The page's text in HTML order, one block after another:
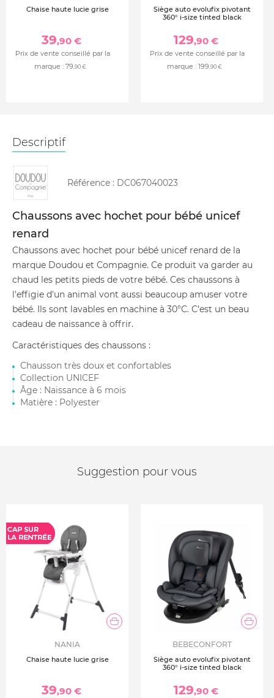
Chaise haute lucie grise
39,90 €
Prix de vente conseillé par la
marque : 79,90 €
Siège auto evolufix pivotant
360° i-size tinted black
129,90 €
Prix de vente conseillé par la
marque : 199,90 €
Descriptif
Référence : DC067040023
Chaussons avec hochet pour bébé unicef
renard
Chaussons avec hochet pour bébé unicef renard de la
marque Doudou et Compagnie. Ce produit va garder au
chaud les petits pieds de votre bébé. Ces chaussons à
l'effigie d'un animal vont aussi beaucoup amuser votre
bébé. Ils sont lavables en machine à 30°C. C'est un beau
cadeau de naissance à offrir.
Caractéristiques des chaussons :
Chausson très doux et confortables
Collection UNICEF
Âge : Naissance à 6 mois
Matière : Polyester
Suggestion pour vous
NANIA
Chaise haute lucie grise
39,90 €
BEBECONFORT
Siège auto evolufix pivotant
360° i-size tinted black
129,90 €